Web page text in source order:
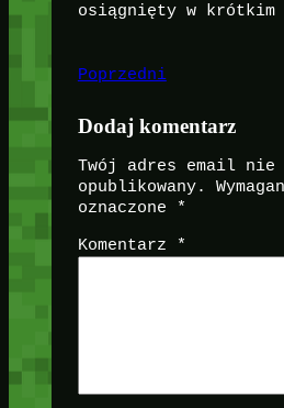
osiągnięty w krótkim
Poprzedni
Dodaj komentarz
Twój adres email nie
opublikowany.
oznaczone
*
Komentarz *